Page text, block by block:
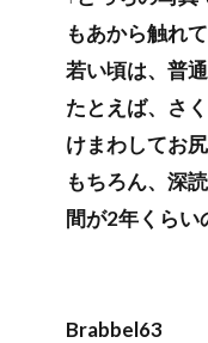
もあから触れ
若い頃は、普
たとえば、さ
けまわしてお
もちろん、深
間が2年くらい
Brabbel63